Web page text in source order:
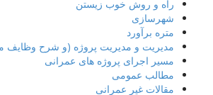
راه و روش خوب زیستن
شهرسازی
متره برآورد
مدیریت و مدیریت پروژه (و شرح وظایف
مسیر اجرای پروژه های عمرانی
مطالب عمومی
مقالات غیر عمرانی